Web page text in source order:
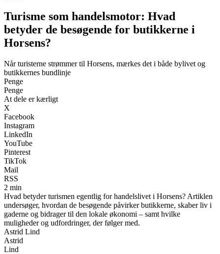
Turisme som handelsmotor: Hvad
betyder de besøgende for butikkerne i
Horsens?
Når turisterne strømmer til Horsens, mærkes det i både bylivet og
butikkernes bundlinje
Penge
Penge
At dele er kærligt
X
Facebook
Instagram
LinkedIn
YouTube
Pinterest
TikTok
Mail
RSS
2 min
Hvad betyder turismen egentlig for handelslivet i Horsens? Artiklen
undersøger, hvordan de besøgende påvirker butikkerne, skaber liv i
gaderne og bidrager til den lokale økonomi – samt hvilke
muligheder og udfordringer, der følger med.
Astrid Lind
Astrid
Lind